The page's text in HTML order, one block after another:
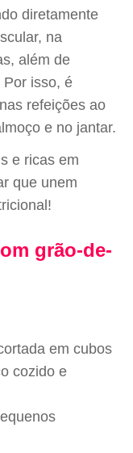
diretamente
na
além de
isso, é
refeições ao
e no jantar.
e ricas em
que unem
grão-de-
em cubos
cozido e